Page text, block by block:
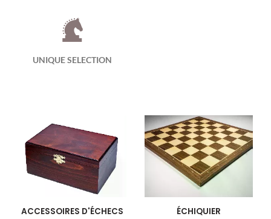
UNIQUE SELECTION
ACCESSOIRES D'ÉCHECS ÉCHIQUIER